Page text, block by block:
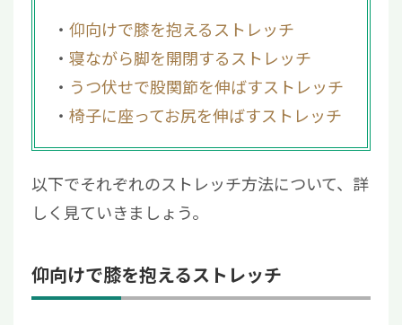
仰向けで膝を抱えるストレッチ
寝ながら脚を開閉するストレッチ
うつ伏せで股関節を伸ばすストレッチ
椅子に座ってお尻を伸ばすストレッチ
以下でそれぞれのストレッチ方法について、詳
しく見ていきましょう。
仰向けで膝を抱えるストレッチ